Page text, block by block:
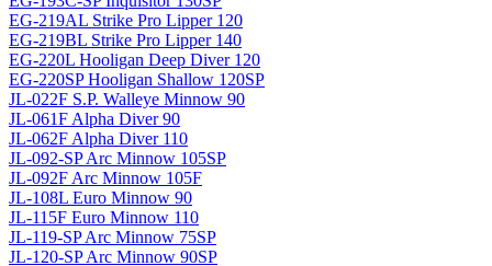
EG-219AL Strike Pro Lipper 120
EG-219BL Strike Pro Lipper 140
EG-220L Hooligan Deep Diver 120
EG-220SP Hooligan Shallow 120SP
JL-022F S.P. Walleye Minnow 90
JL-061F Alpha Diver 90
JL-062F Alpha Diver 110
JL-092-SP Arc Minnow 105SP
JL-092F Arc Minnow 105F
JL-108L Euro Minnow 90
JL-115F Euro Minnow 110
JL-119-SP Arc Minnow 75SP
JL-120-SP Arc Minnow 90SP